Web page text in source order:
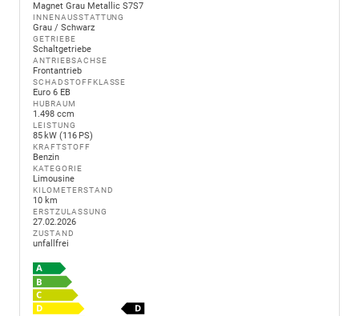
Magnet Grau Metallic S7S7
INNENAUSSTATTUNG
Grau / Schwarz
GETRIEBE
Schaltgetriebe
ANTRIEBSACHSE
Frontantrieb
SCHADSTOFFKLASSE
Euro 6 EB
HUBRAUM
1.498 ccm
LEISTUNG
85 kW (116 PS)
KRAFTSTOFF
Benzin
KATEGORIE
Limousine
KILOMETERSTAND
10 km
ERSTZULASSUNG
27.02.2026
ZUSTAND
unfallfrei